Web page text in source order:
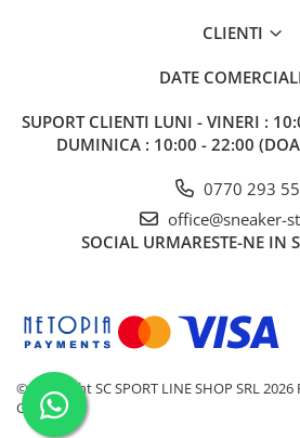
CLIENTI
DATE
SUPORT CLIENTI LUNI - VINERI :
DUMINICA : 10:00 - 22:00
0770 293
office@sneaker-
SOCIAL URMARESTE-NE IN
©Copyright SC SPORT LINE SHOP SRL 2026
Gomag